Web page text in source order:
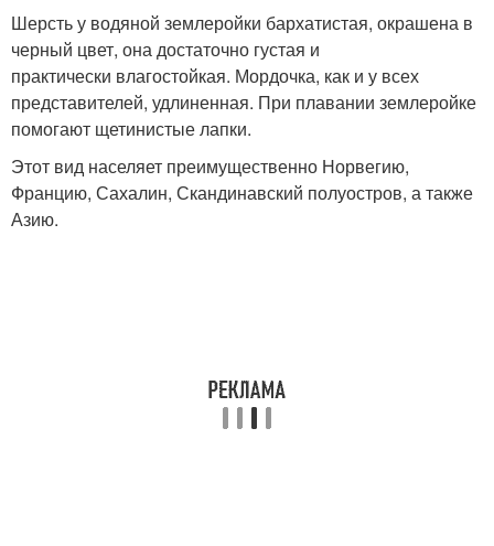
Шерсть у водяной землеройки бархатистая, окрашена в
черный цвет, она достаточно густая и
практически влагостойкая. Мордочка, как и у всех
представителей, удлиненная. При плавании землеройке
помогают щетинистые лапки.
Этот вид населяет преимущественно Норвегию,
Францию, Сахалин, Скандинавский полуостров, а также
Азию.